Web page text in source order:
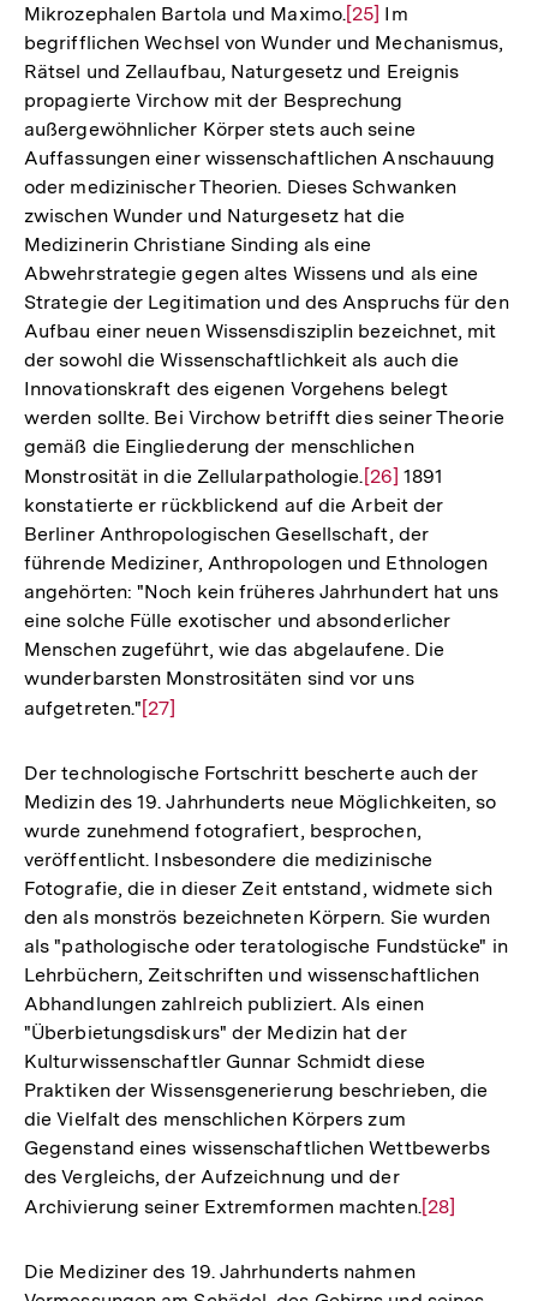
Mikrozephalen Bartola und Maximo.Zur
Auflösung
der
Fußnote
[25] Im
begrifflichen Wechsel von Wunder und Mechanismus,
Rätsel und Zellaufbau, Naturgesetz und Ereignis
propagierte Virchow mit der Besprechung
außergewöhnlicher Körper stets auch seine
Auffassungen einer wissenschaftlichen Anschauung
oder medizinischer Theorien. Dieses Schwanken
zwischen Wunder und Naturgesetz hat die
Medizinerin Christiane Sinding als eine
Abwehrstrategie gegen altes Wissens und als eine
Strategie der Legitimation und des Anspruchs für den
Aufbau einer neuen Wissensdisziplin bezeichnet, mit
der sowohl die Wissenschaftlichkeit als auch die
Innovationskraft des eigenen Vorgehens belegt
werden sollte. Bei Virchow betrifft dies seiner Theorie
gemäß die Eingliederung der menschlichen
Monstrosität in die Zellularpathologie. Zur
Auflösung
der
Fußnote
[26] 1891
konstatierte er rückblickend auf die Arbeit der
Berliner Anthropologischen Gesellschaft, der
führende Mediziner, Anthropologen und Ethnologen
angehörten: "Noch kein früheres Jahrhundert hat uns
eine solche Fülle exotischer und absonderlicher
Menschen zugeführt, wie das abgelaufene. Die
wunderbarsten Monstrositäten sind vor uns
aufgetreten."Zur
der
Fußnote
[27]
Der technologische Fortschritt bescherte auch der
Medizin des 19. Jahrhunderts neue Möglichkeiten, so
wurde zunehmend fotografiert, besprochen,
veröffentlicht. Insbesondere die medizinische
Fotografie, die in dieser Zeit entstand, widmete sich
den als monströs bezeichneten Körpern. Sie wurden
als "pathologische oder teratologische Fundstücke" in
Lehrbüchern, Zeitschriften und wissenschaftlichen
Abhandlungen zahlreich publiziert. Als einen
"Überbietungsdiskurs" der Medizin hat der
Kulturwissenschaftler Gunnar Schmidt diese
Praktiken der Wissensgenerierung beschrieben, die
die Vielfalt des menschlichen Körpers zum
Gegenstand eines wissenschaftlichen Wettbewerbs
des Vergleichs, der Aufzeichnung und der
Archivierung seiner Extremformen machten.Zur
Fußnote
[28]
Die Mediziner des 19. Jahrhunderts nahmen